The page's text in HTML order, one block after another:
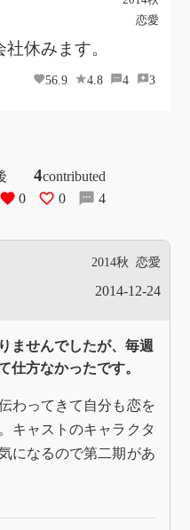
恋愛
休みます。
56.9 4.8 4 3
4contributed
0
0 4
2014秋 恋愛
2014-12-24
ませんでしたが、毎週
仕方なかったです。
わってきて自分も恋を
キャストのキャラクタ
になるので第二期があ